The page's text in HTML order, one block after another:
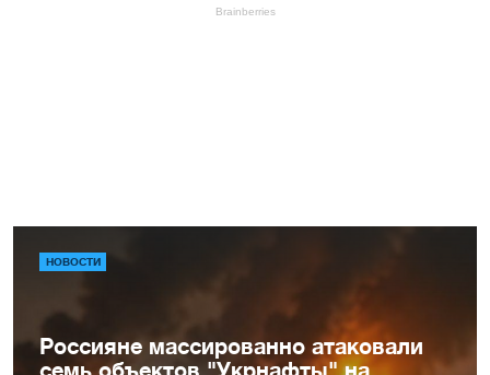
НОВОСТИ
Россияне массированно атаковали
семь объектов "Укрнафты" на